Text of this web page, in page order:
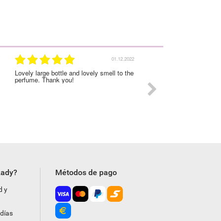
01.12.2022
Lovely large bottle and lovely smell to the
perfume. Thank you!
y
Métodos de pago